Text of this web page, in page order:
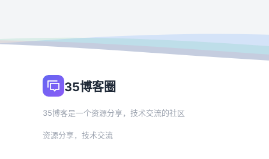
35博客圈
35博客是一个资源分享，技术交流的社区
资源分享，技术交流